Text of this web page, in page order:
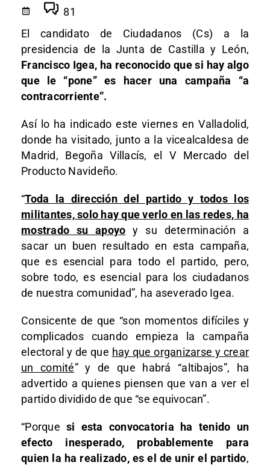
81
El candidato de Ciudadanos (Cs) a la
presidencia de la Junta de Castilla y León,
Francisco Igea, ha reconocido que si hay algo
que le “pone” es hacer una campaña “a
contracorriente”.
Así lo ha indicado este viernes en Valladolid,
donde ha visitado, junto a la vicealcaldesa de
Madrid, Begoña Villacís, el V Mercado del
Producto Navideño.
“Toda la dirección del partido y todos los
militantes, solo hay que verlo en las redes, ha
mostrado su apoyo y su determinación a
sacar un buen resultado en esta campaña,
que es esencial para todo el partido, pero,
sobre todo, es esencial para los ciudadanos
de nuestra comunidad”, ha aseverado Igea.
Consicente de que “son momentos difíciles y
complicados cuando empieza la campaña
electoral y de que hay que organizarse y crear
un comité” y de que habrá “altibajos”, ha
advertido a quienes piensen que van a ver el
partido dividido de que “se equivocan”.
“Porque si esta convocatoria ha tenido un
efecto inesperado, probablemente para
quien la ha realizado, es el de unir el partido,